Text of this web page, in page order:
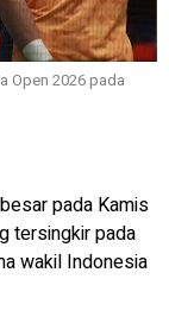
Open 2026 pada
pada Kamis
tersingkir pada
wakil Indonesia